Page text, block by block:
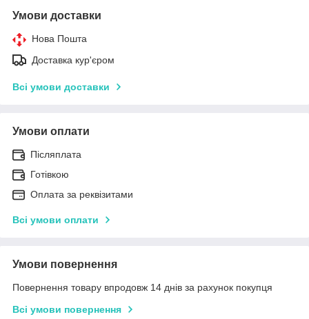
Умови доставки
Нова Пошта
Доставка кур'єром
Всі умови доставки
Умови оплати
Післяплата
Готівкою
Оплата за реквізитами
Всі умови оплати
Умови повернення
Повернення товару впродовж 14 днів за рахунок покупця
Всі умови повернення